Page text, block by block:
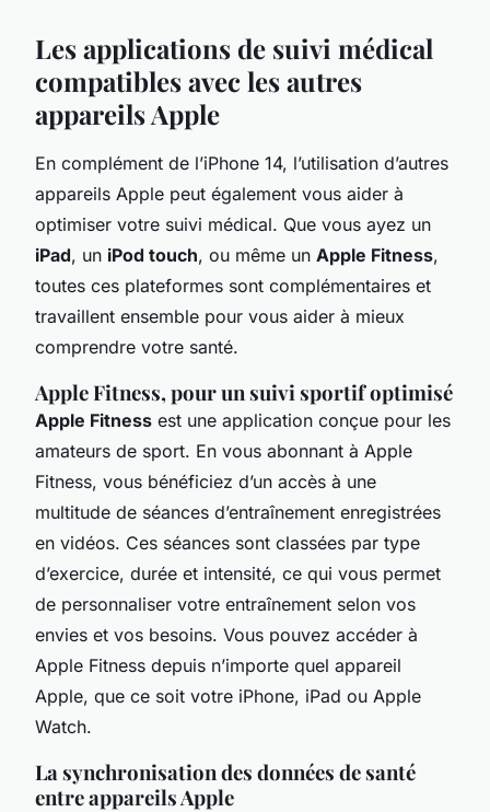
Les applications de suivi médical
compatibles avec les autres
appareils Apple
En complément de l’iPhone 14, l’utilisation d’autres
appareils Apple peut également vous aider à
optimiser votre suivi médical. Que vous ayez un
iPad, un iPod touch, ou même un Apple Fitness,
toutes ces plateformes sont complémentaires et
travaillent ensemble pour vous aider à mieux
comprendre votre santé.
Apple Fitness, pour un suivi sportif optimisé
Apple Fitness est une application conçue pour les
amateurs de sport. En vous abonnant à Apple
Fitness, vous bénéficiez d’un accès à une
multitude de séances d’entraînement enregistrées
en vidéos. Ces séances sont classées par type
d’exercice, durée et intensité, ce qui vous permet
de personnaliser votre entraînement selon vos
envies et vos besoins. Vous pouvez accéder à
Apple Fitness depuis n’importe quel appareil
Apple, que ce soit votre iPhone, iPad ou Apple
Watch.
La synchronisation des données de santé
entre appareils Apple